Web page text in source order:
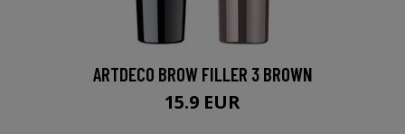
ARTDECO BROW FILLER 3 BROWN
15.9 EUR